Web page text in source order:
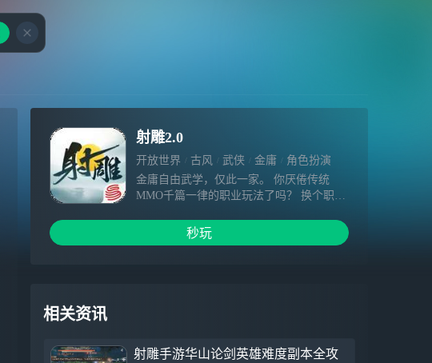
射雕2.0
开放世界 古风 武侠 金庸
角色扮演
金庸自由武学，仅此一家。 你厌倦传统
MMO千篇一律的职业玩法了吗？ 换个职业
最优解，容易腻？ 真·自由武学，唯有《射
雕》！ 在《射雕》，学尽金庸经典武学，
秒玩
相关资讯
射雕手游华山论剑英雄难度副本全攻